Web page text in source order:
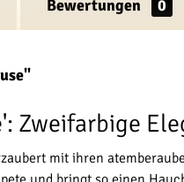
Bewertungen 0
Zweifarbige
mit ihren